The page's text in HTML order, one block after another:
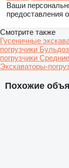
Ваши
предоставления
Похожие
Смотрите также
Гусеничные
погрузчики
погрузчики
Экскаваторы-